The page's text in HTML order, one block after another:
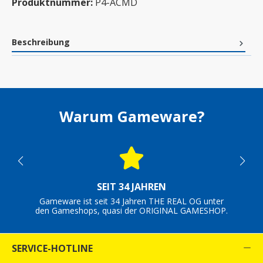
Beschreibung
Warum Gameware?
SEIT 34 JAHREN
Gameware ist seit 34 Jahren THE REAL OG unter
den Gameshops, quasi der ORIGINAL GAMESHOP.
SERVICE-HOTLINE